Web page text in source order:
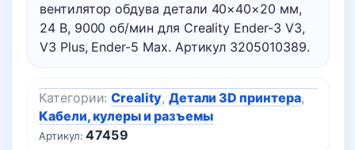
вентилятор обдува детали 40×40×20 мм,
24 В, 9000 об/мин для Creality Ender-3 V3,
V3 Plus, Ender-5 Max. Артикул 3205010389.
вентилятор
(кулер)
обдува
24V
для
Creality
Артикул:47459
Категории:Creality, Детали 3D принтера,
Кабели, кулеры и разъемы